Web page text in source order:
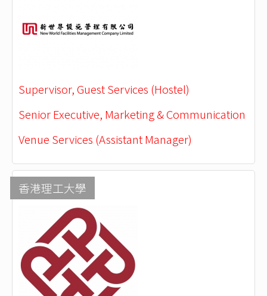
Supervisor, Guest Services (Hostel)
Senior Executive, Marketing & Communication
Venue Services (Assistant Manager)
香港理工大學